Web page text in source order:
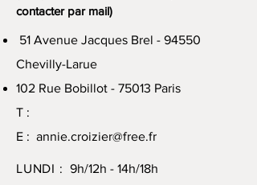
contacter par mail)
51 Avenue Jacques Brel - 94550
Chevilly-Larue
102 Rue Bobillot - 75013 Paris
T :
E : annie.croizier@free.fr
LUNDI : 9h/12h - 14h/18h